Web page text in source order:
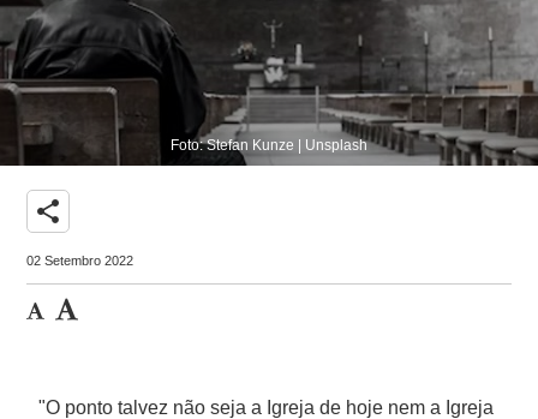
Foto: Stefan Kunze | Unsplash
share
02 Setembro 2022
"O ponto talvez não seja a Igreja de hoje nem a Igreja